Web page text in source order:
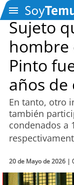
SOYTV
Podcast
Actualidad
Entretención
Economía
Deportes
Sujeto
hombre
Pinto
años de
En tanto, otro
también
condenados a
20 de Mayo de 2026 |